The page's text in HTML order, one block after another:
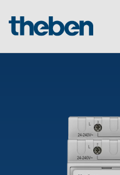
Inteligentny dom
Rozwiązania